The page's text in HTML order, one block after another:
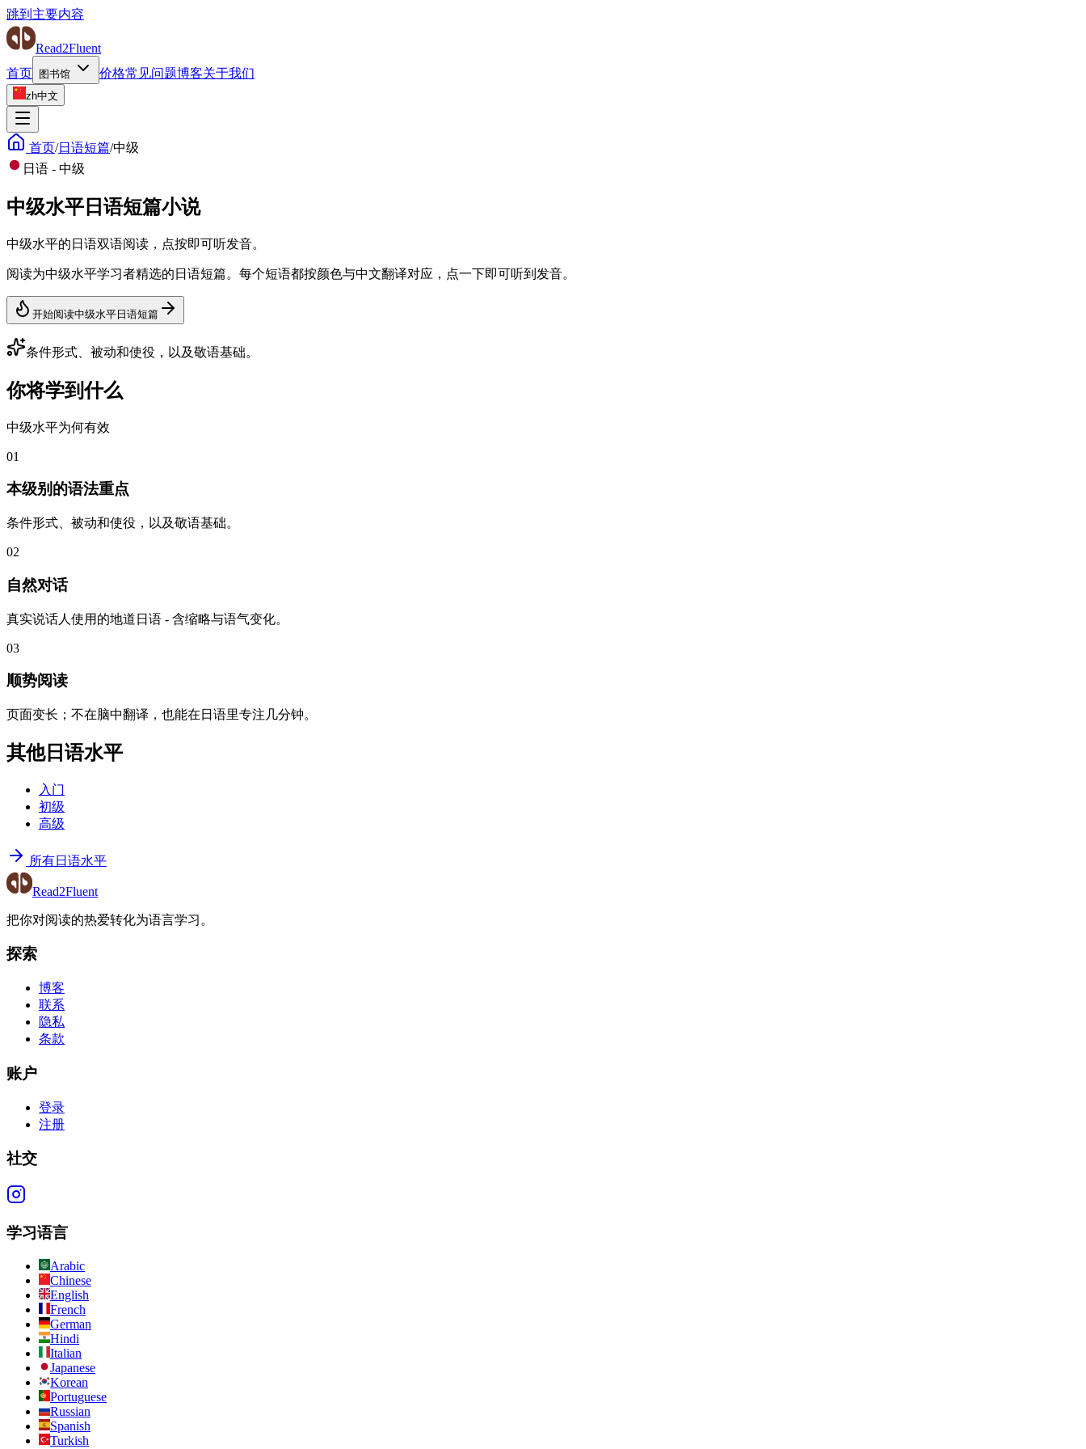
跳到主要内容
Read2Fluent
首页
图书馆 价格常见问题博客关于我们
zh中文
首页/日语短篇/中级
日语 - 中级
中级水平日语短篇小说
中级水平的日语双语阅读，点按即可听发音。
阅读为中级水平学习者精选的日语短篇。每个短语都按颜色与中文翻译对应，点一下即可听到发音。
开始阅读中级水平日语短篇
条件形式、被动和使役，以及敬语基础。
你将学到什么
中级水平为何有效
01
本级别的语法重点
条件形式、被动和使役，以及敬语基础。
02
自然对话
真实说话人使用的地道日语 - 含缩略与语气变化。
03
顺势阅读
页面变长；不在脑中翻译，也能在日语里专注几分钟。
其他日语水平
入门
初级
高级
所有日语水平
Read2Fluent
把你对阅读的热爱转化为语言学习。
探索
博客
联系
隐私
条款
账户
登录
注册
社交
学习语言
Arabic
Chinese
English
French
German
Hindi
Italian
Japanese
Korean
Portuguese
Russian
Spanish
Turkish